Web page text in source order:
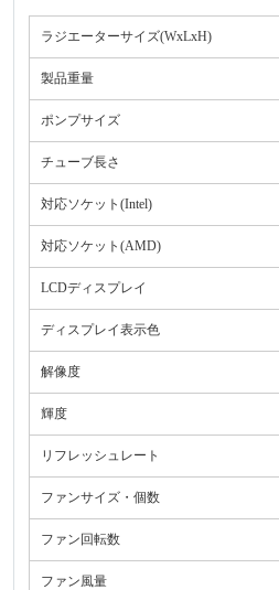
ラジエーターサイズ(WxLxH)
製品重量
ポンプサイズ
チューブ長さ
対応ソケット(Intel)
対応ソケット(AMD)
LCDディスプレイ
ディスプレイ表示色
解像度
輝度
リフレッシュレート
ファンサイズ・個数
ファン回転数
ファン風量